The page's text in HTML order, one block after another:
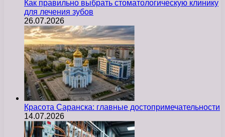
Как правильно выбрать стоматологическую клинику
для лечения зубов
26.07.2026
Красота Саранска: главные достопримечательности
14.07.2026